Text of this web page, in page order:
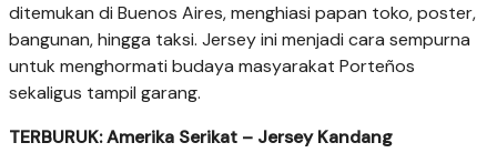
ditemukan di Buenos Aires, menghiasi papan toko, poster,
bangunan, hingga taksi. Jersey ini menjadi cara sempurna
untuk menghormati budaya masyarakat Porteños
sekaligus tampil garang.
TERBURUK: Amerika Serikat – Jersey Kandang